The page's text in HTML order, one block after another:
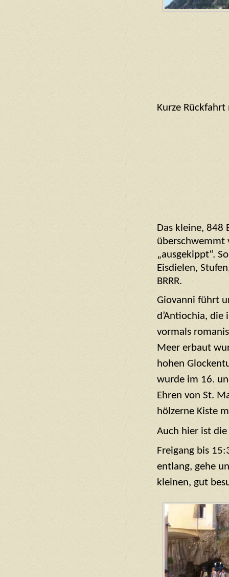
Kurze
Das kleine, 848
überschwemmt
„ausgekippt“.
Eisdielen,
BRRR.
Giovanni führt
d’Antiochia, die
vormals
Meer erbaut
hohen
wurde im 16.
Ehren von St.
hölzerne Kiste
Auch hier ist die
Freigang bis
entlang, gehe
kleinen, gut